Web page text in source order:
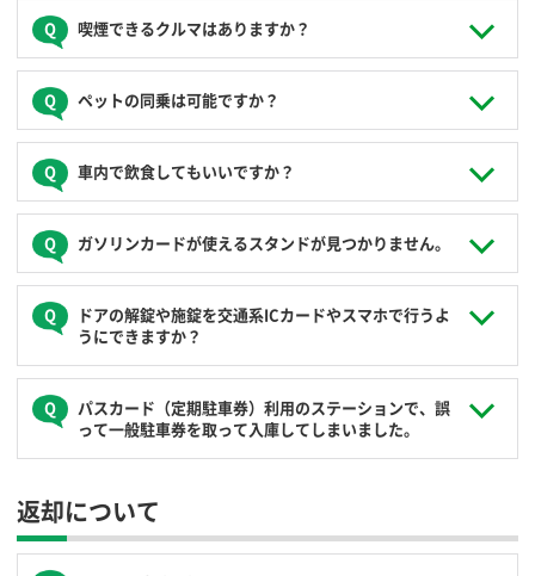
JoyCaの会員もしくは会員の登録運転者であれば、利用開始
時刻までに予約ページで申請していただければ運転の交代は
可能です（予約した会員の乗車は必須となります）。
JoyCaの会員もしくは会員の登録運転者以外の方の運転は
できず、また保険・補償も適用されません。
申請した交代運転者のICカードではクルマの施錠解錠はで
きません。ご利用開始・終了の操作は、予約された会員様
喫煙できるクルマはありますか？
タバコの臭いは他の会員様の迷惑となる為、全車禁煙（電子
タバコを含む）としております。
ペットの同乗は可能ですか？
ぺットの臭い等は他の会員様の迷惑となる他、アレルギーの
お子様もおられます。ペットの同乗はケージに入れての乗車
も含め全車禁止としております。ペットの同乗が確認された
かる実費の請求となります。
ペナルティー料金
車内で飲食してもいいですか？
車内で飲食していただいても結構です。次の利用者に迷惑に
ならないよう換気を心がけていただき、利用終了時の車内の
簡単な清掃とゴミのお持ち帰りにご協力ください。
ガソリンカードが使えるスタンドが見つかりません。
クルマに搭載されているガソリンカードの提携スタンドが見
つからずガス欠になりそうな場合、恐れ入りますが、最寄り
のガソリンスタンドでお客様が料金を一旦お立替えのうえで
給油をしてください。その際、必ずお立替えいただいたガソ
950）までご連絡ください。後日、領収証と引き換えにJoyCa
より返金させていただきますので、下記送付用封筒にて領収
証を弊社までお送りください。なお、返金方法はご利用料金
ドアの解錠や施錠を交通系ICカードやスマホで行うよ
うにできますか？
フェリカチップ搭載のICカード（交通系ICカードなど）やお
サイフケータイであれば利用ができます。ご利用の予約をし
ていただき、利用開始時刻の15分くらい前に予約されたステ
ーションからコールセンター（0120-310-950）にご連絡くだ
くと、オペレーターが遠隔で登録を行います。
パスカード（定期駐車券）利用のステーションで、誤
って一般駐車券を取って入庫してしまいました。
ませんので、一般駐車券で一度出庫いただき、再度パスカー
ド（定期駐車券）での入庫をお願いします。
一般駐車券での入庫を放置された場合、当社緊急出動費に加
返却について